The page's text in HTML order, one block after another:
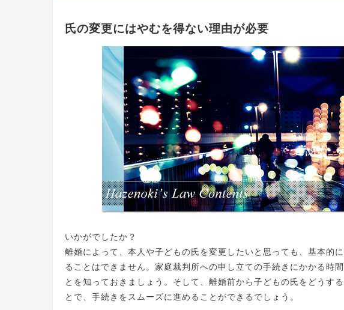
氏の変更にはやむを得ない理由が必要
いかがでしたか？
離婚によって、本人や子どもの氏を変更したいと思っても、基本的
ることはできません。家庭裁判所への申し立ての手続きにかかる時
とを知っておきましょう。そして、離婚前から子どもの氏をどうす
とで、手続きをスムーズに進めることができるでしょう。